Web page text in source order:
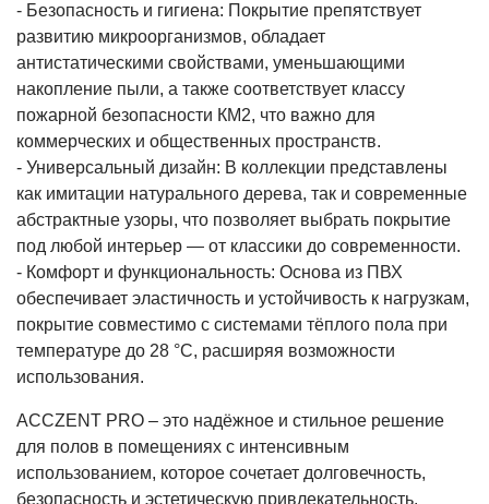
- Безопасность и гигиена: Покрытие препятствует
развитию микроорганизмов, обладает
антистатическими свойствами, уменьшающими
накопление пыли, а также соответствует классу
пожарной безопасности КМ2, что важно для
коммерческих и общественных пространств.
- Универсальный дизайн: В коллекции представлены
как имитации натурального дерева, так и современные
абстрактные узоры, что позволяет выбрать покрытие
под любой интерьер — от классики до современности.
- Комфорт и функциональность: Основа из ПВХ
обеспечивает эластичность и устойчивость к нагрузкам,
покрытие совместимо с системами тёплого пола при
температуре до 28 °С, расширяя возможности
использования.
ACCZENT PRO – это надёжное и стильное решение
для полов в помещениях с интенсивным
использованием, которое сочетает долговечность,
безопасность и эстетическую привлекательность.